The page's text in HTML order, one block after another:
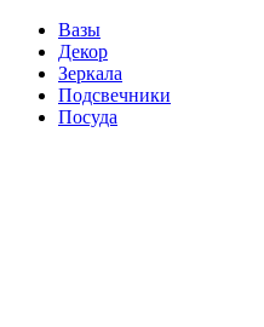
Вазы
Декор
Зеркала
Подсвечники
Посуда